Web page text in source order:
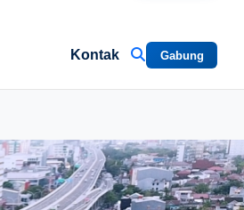
Kontak Gabung